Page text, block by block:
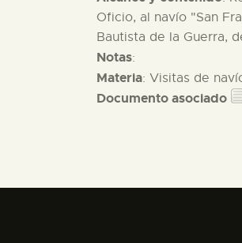
Oficio, al navío "San
Bautista de la Guerra,
Notas:
Materia: Visitas de
Documento asociado